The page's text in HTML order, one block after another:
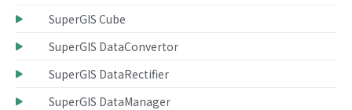
SuperGIS Cube
SuperGIS DataConvertor
SuperGIS DataRectifier
SuperGIS DataManager